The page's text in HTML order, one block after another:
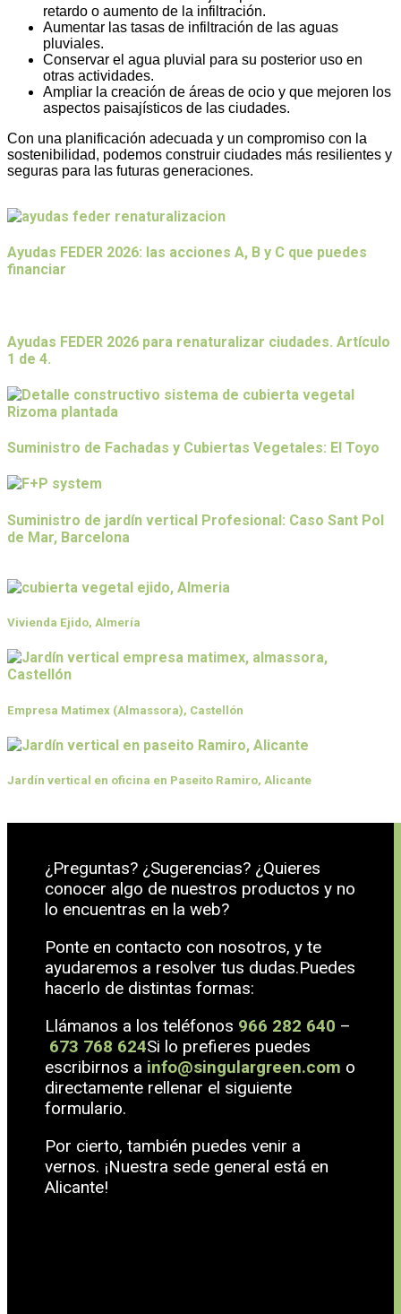
retardo o aumento de la infiltración.
Aumentar las tasas de infiltración de las aguas
pluviales.
Conservar el agua pluvial para su posterior uso en
otras actividades.
Ampliar la creación de áreas de ocio y que mejoren los
aspectos paisajísticos de las ciudades.
Con una planificación adecuada y un compromiso con la
sostenibilidad, podemos construir ciudades más resilientes y
seguras para las futuras generaciones.
Ayudas FEDER 2026: las acciones A, B y C que puedes
financiar
Ayudas FEDER 2026 para renaturalizar ciudades. Artículo
1 de 4.
Suministro de Fachadas y Cubiertas Vegetales: El Toyo
Suministro de jardín vertical Profesional: Caso Sant Pol
de Mar, Barcelona
Vivienda Ejido, Almería
Empresa Matimex (Almassora), Castellón
Jardín vertical en oficina en Paseito Ramiro, Alicante
¿Preguntas? ¿Sugerencias? ¿Quieres
conocer algo de nuestros productos y no
lo encuentras en la web?
Ponte en contacto con nosotros, y te
ayudaremos a resolver tus dudas.Puedes
hacerlo de distintas formas:
Llámanos a los teléfonos 966 282 640 –
673 768 624Si lo prefieres puedes
escribirnos a info@singulargreen.com o
directamente rellenar el siguiente
formulario.
Por cierto, también puedes venir a
vernos. ¡Nuestra sede general está en
Alicante!